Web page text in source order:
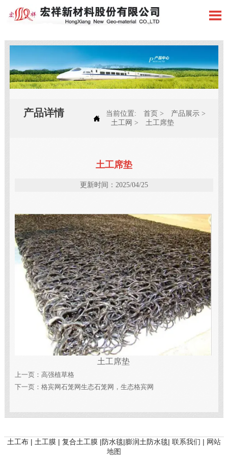

产品详情 
当前位置: 首页 > 产品展示 >
土工网 > 土工席垫
土工席垫
更新时间：2025/04/25
土工席垫
上一页： 高强植草格
下一页： 格宾网石笼网生态石笼网，生态格宾网
土工布 | 土工膜 | 复合土工膜 |防水毯|膨润土防水毯| 联系我们 | 网站
地图